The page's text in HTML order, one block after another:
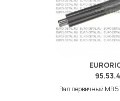
Вал первичный МВ